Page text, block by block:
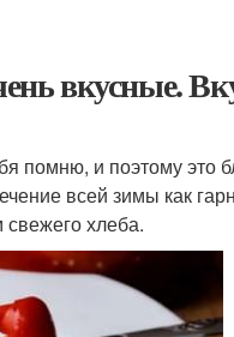
вкусные.
помню, и поэтому это
всей зимы как
свежего хлеба.